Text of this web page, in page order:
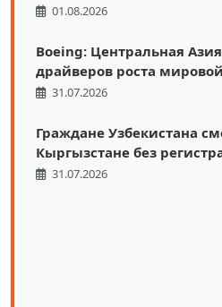
01.08.2026
Boeing: Центральная
драйверов роста
31.07.2026
Граждане Узбекистана
Кыргызстане без
31.07.2026